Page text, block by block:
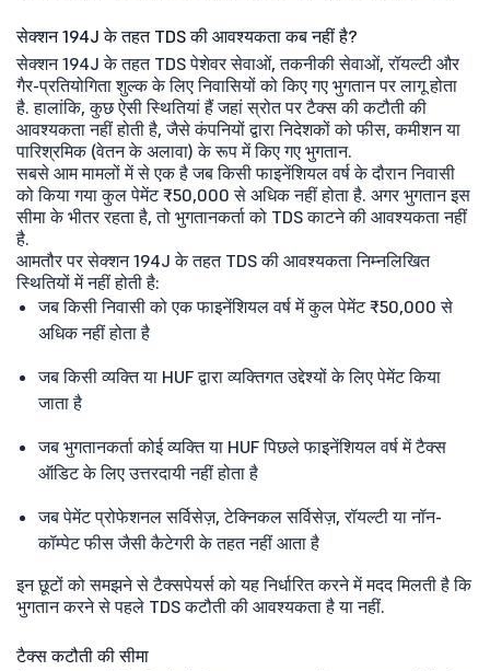
सेक्शन 194J के तहत TDS की आवश्यकता कब नहीं है?
सेक्शन 194J के तहत TDS पेशेवर सेवाओं, तकनीकी सेवाओं, रॉयल्टी और
गैर-प्रतियोगिता शुल्क के लिए निवासियों को किए गए भुगतान पर लागू होता
है. हालांकि, कुछ ऐसी स्थितियां हैं जहां स्रोत पर टैक्स की कटौती की
आवश्यकता नहीं होती है, जैसे कंपनियों द्वारा निदेशकों को फीस, कमीशन या
पारिश्रमिक (वेतन के अलावा) के रूप में किए गए भुगतान.
सबसे आम मामलों में से एक है जब किसी फाइनेंशियल वर्ष के दौरान निवासी
को किया गया कुल पेमेंट ₹50,000 से अधिक नहीं होता है. अगर भुगतान इस
सीमा के भीतर रहता है, तो भुगतानकर्ता को TDS काटने की आवश्यकता नहीं
है.
आमतौर पर सेक्शन 194J के तहत TDS की आवश्यकता निम्नलिखित
स्थितियों में नहीं होती है:
जब किसी निवासी को एक फाइनेंशियल वर्ष में कुल पेमेंट ₹50,000 से
अधिक नहीं होता है
जब किसी व्यक्ति या HUF द्वारा व्यक्तिगत उद्देश्यों के लिए पेमेंट किया
जाता है
जब भुगतानकर्ता कोई व्यक्ति या HUF पिछले फाइनेंशियल वर्ष में टैक्स
ऑडिट के लिए उत्तरदायी नहीं होता है
जब पेमेंट प्रोफेशनल सर्विसेज़, टेक्निकल सर्विसेज़, रॉयल्टी या नॉन-
कॉम्पेट फीस जैसी कैटेगरी के तहत नहीं आता है
इन छूटों को समझने से टैक्सपेयर्स को यह निर्धारित करने में मदद मिलती है कि
भुगतान करने से पहले TDS कटौती की आवश्यकता है या नहीं.
टैक्स कटौती की सीमा